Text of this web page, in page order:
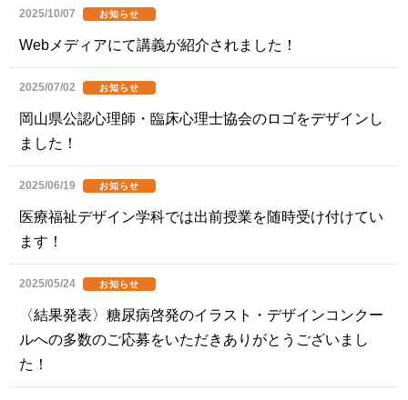
2025/10/07 お知らせ
Webメディアにて講義が紹介されました！
2025/07/02 お知らせ
岡山県公認心理師・臨床心理士協会のロゴをデザインし
ました！
2025/06/19 お知らせ
医療福祉デザイン学科では出前授業を随時受け付けてい
ます！
2025/05/24 お知らせ
〈結果発表〉糖尿病啓発のイラスト・デザインコンクー
ルへの多数のご応募をいただきありがとうございまし
た！